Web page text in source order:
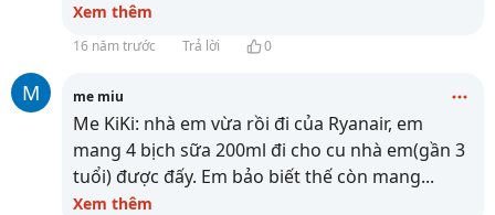
Xem thêm
16 năm trước Trả lời 0
M me miu
Me KiKi: nhà em vừa rồi đi của Ryanair, em
mang 4 bịch sữa 200ml đi cho cu nhà em(gần 3
tuổi) được đấy. Em bảo biết thế còn mang...
Xem thêm